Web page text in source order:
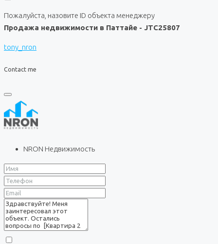
Пожалуйста, назовите ID объекта менеджеру
Продажа недвижимости в Паттайе - JTC25807
tony_nron
Contact me
NRON Недвижимость